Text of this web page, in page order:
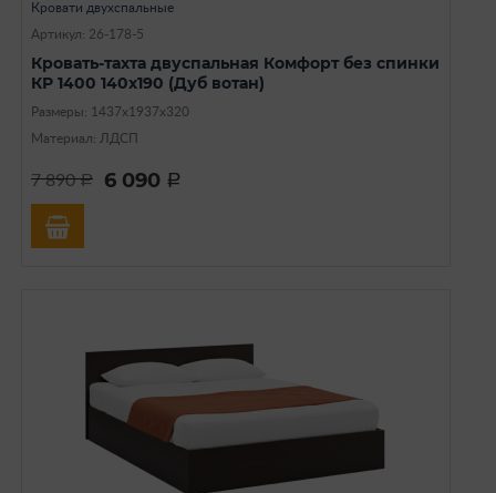
Кровати двухспальные
Артикул: 26-178-5
Кровать-тахта двуспальная Комфорт без спинки
КР 1400 140х190 (Дуб вотан)
Размеры: 1437х1937х320
Материал: ЛДСП
7 890a 6 090 a